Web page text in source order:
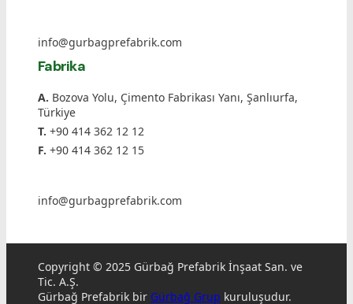
info@gurbagprefabrik.com
Fabrika
A. Bozova Yolu, Çimento Fabrikası Yanı, Şanlıurfa,
Türkiye
T. +90 414 362 12 12
F. +90 414 362 12 15
info@gurbagprefabrik.com
Copyright © 2025 Gürbağ Prefabrik İnşaat San. ve
Tic. A.Ş.
Gürbağ Prefabrik bir Gürbağ Grup kuruluşudur.